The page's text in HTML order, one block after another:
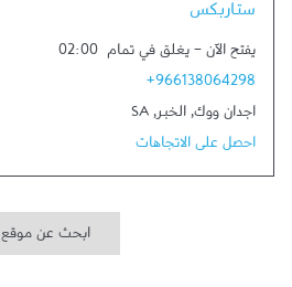
ستاربكس
يفتح الآن - يغلق في تمام 02:00
+966138064298
اجدان ووك, الخبر,
SA
احصل على الاتجاهات
ابحث عن موقع